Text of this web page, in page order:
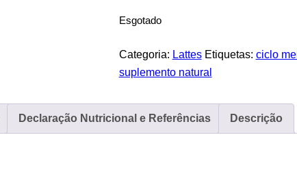
Esgotado
Categoria: Lattes Etiquetas: ciclo
suplemento natural
Declaração Nutricional e Referências Descrição